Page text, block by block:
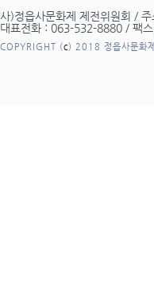
사)정읍사문화제 제전위원회 /
대표전화 : 063-532-8880 / 팩
COPYRIGHT (c) 2018 정읍사문화